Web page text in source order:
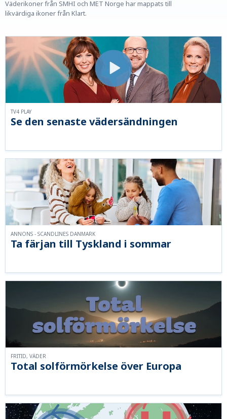
Väderikoner från SMHI och MET Norge har mappats till
likvärdiga ikoner från Klart.
Se den senaste vädersändningen
TV4 PLAY
Ta färjan till Tyskland i sommar
ANNONS - SCANDLINES DANMARK
Total solförmörkelse över Europa
FRITID, VÄDER